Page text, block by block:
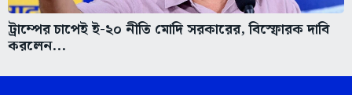
ট্রাম্পের চাপেই ই-২০ নীতি মোদি সরকারের, বিস্ফোরক দাবি
করলেন...